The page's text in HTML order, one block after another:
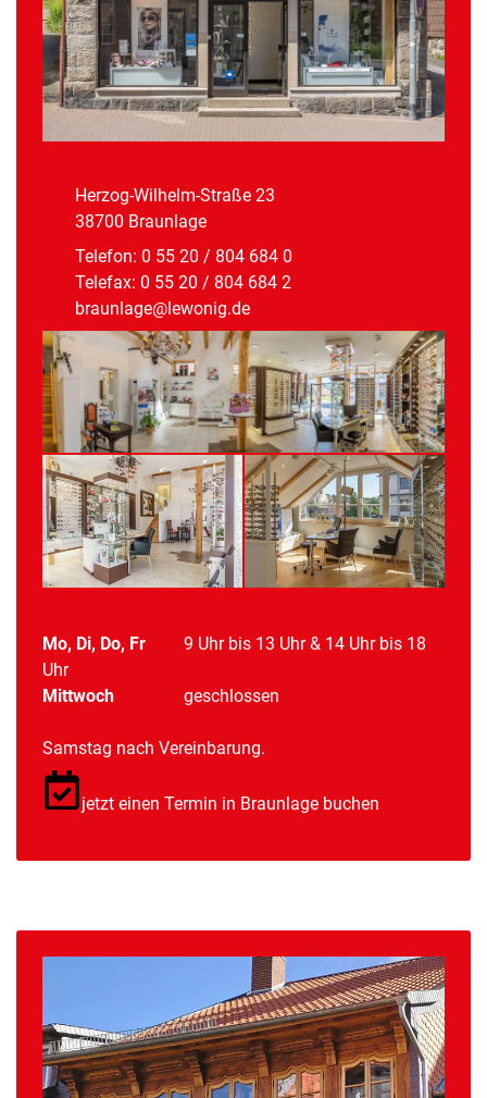
Herzog-Wilhelm-Straße 23
38700 Braunlage
Telefon: 0 55 20 / 804 684 0
Telefax: 0 55 20 / 804 684 2
braunlage@lewonig.de
Mo, Di, Do, Fr
9 Uhr bis 13 Uhr & 14 Uhr bis 18
Uhr
Mittwoch
geschlossen
Samstag nach Vereinbarung.
jetzt einen Termin in Braunlage buchen